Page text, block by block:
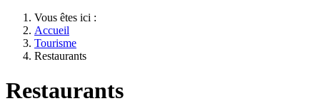
Vous êtes ici :
Accueil
Tourisme
Restaurants
Restaurants